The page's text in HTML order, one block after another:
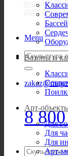
Menu
Искать:
8
Искать:
Вазоны и
Арт-
Для
Для
Для
Арт-